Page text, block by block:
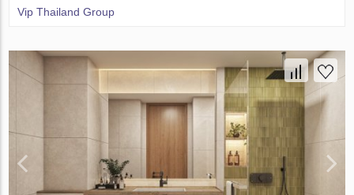
Vip Thailand Group